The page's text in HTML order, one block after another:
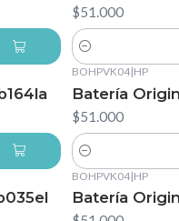
$51.000
Cantidad
BOHPVK04|HP
Batería
$51.000
Cantidad
BOHPVK04|HP
Batería